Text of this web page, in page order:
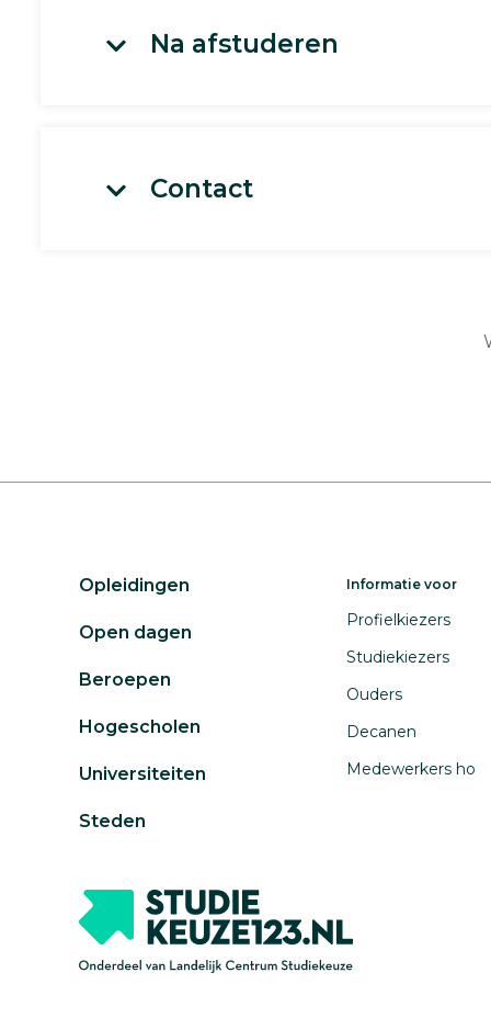
Na afstuderen
Contact
Opleidingen
Open dagen
Beroepen
Hogescholen
Universiteiten
Steden
Informatie voor
Profielkiezers
Studiekiezers
Ouders
Decanen
Medewerkers ho